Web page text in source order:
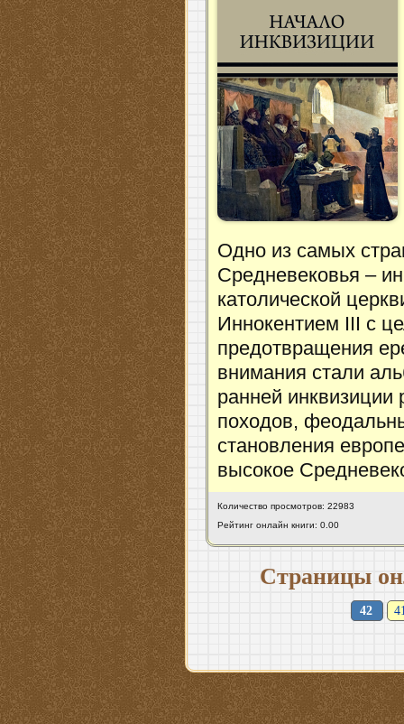
Одно из самых
Средневековья –
католической
Иннокентием III с
предотвращения
внимания стали
ранней
походов,
становления
высокое
Количество просмотров: 22983
Рейтинг онлайн книги: 0.00
Страницы
42